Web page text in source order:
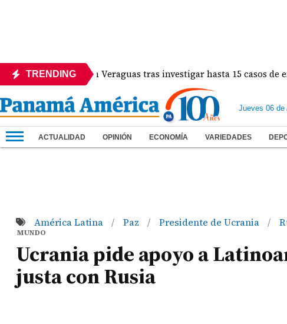
TRENDING
protocolos en Veraguas tras investigar hasta 15 casos de
Jueves 06 de
ACTUALIDAD OPINIÓN ECONOMÍA VARIEDADES
América Latina / Paz / Presidente de Ucrania /
MUNDO
Ucrania pide apoyo a
justa con Rusia